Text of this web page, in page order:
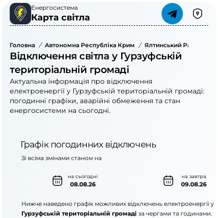
Енергосистема
Карта світла
Головна / Автономна Республіка Крим / Ялтинський Район
Відключення світла у Гурзуфській
територіальній громаді
Актуальна інформація про відключення
електроенергії у Гурзуфській територіальній громаді:
погодинні графіки, аварійні обмеження та стан
енергосистеми на сьогодні.
Графік погодинних відключень
на сьогодні
08.08.26
на завтра
09.08.26
Зі всіма змінами станом на
Нижче наведено графік можливих відключень електроенергії у
Гурзуфській територіальній громаді за чергами та годинами.